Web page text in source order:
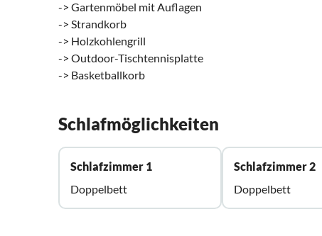
-> Gartenmöbel mit Auflagen
-> Strandkorb
-> Holzkohlengrill
-> Outdoor-Tischtennisplatte
-> Basketballkorb
Schlafmöglichkeiten
Schlafzimmer 1
Doppelbett
Schlafzimmer 2
Doppelbett